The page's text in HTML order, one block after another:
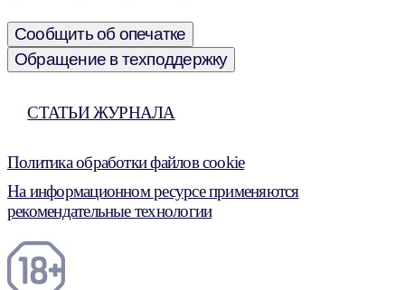
Сообщить об опечатке
Обращение в техподдержку
СТАТЬИ ЖУРНАЛА
Политика обработки файлов cookie
На информационном ресурсе применяются
рекомендательные технологии